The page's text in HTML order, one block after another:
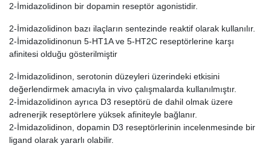
2-İmidazolidinon bir dopamin reseptör agonistidir.
2-İmidazolidinon bazı ilaçların sentezinde reaktif olarak kullanılır.
2-İmidazolidinonun 5-HT1A ve 5-HT2C reseptörlerine karşı
afinitesi olduğu gösterilmiştir
2-İmidazolidinon, serotonin düzeyleri üzerindeki etkisini
değerlendirmek amacıyla in vivo çalışmalarda kullanılmıştır.
2-İmidazolidinon ayrıca D3 reseptörü de dahil olmak üzere
adrenerjik reseptörlere yüksek afiniteyle bağlanır.
2-İmidazolidinon, dopamin D3 reseptörlerinin incelenmesinde bir
ligand olarak yararlı olabilir.